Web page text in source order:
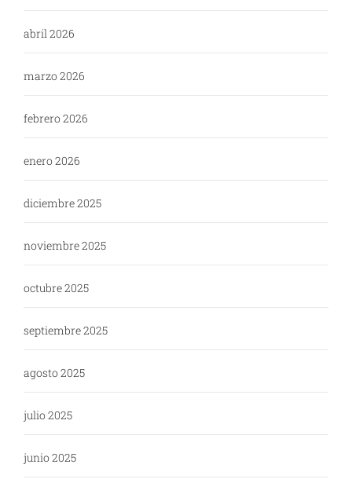
abril 2026
marzo 2026
febrero 2026
enero 2026
diciembre 2025
noviembre 2025
octubre 2025
septiembre 2025
agosto 2025
julio 2025
junio 2025